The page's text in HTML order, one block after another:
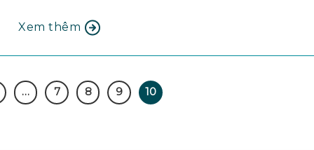
Xem thêm
… 7 8 9 10